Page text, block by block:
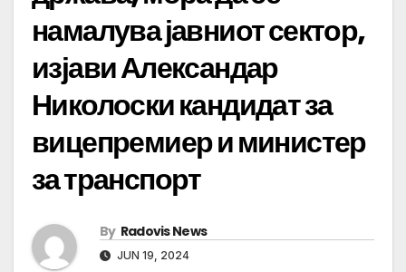
намалува јавниот сектор,
изјави Александар
Николоски кандидат за
вицепремиер и министер
за транспорт
By Radovis News
JUN 19, 2024